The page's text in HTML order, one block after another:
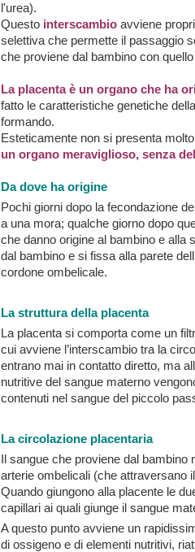
l'urea).
Questo interscambio avviene
selettiva che permette il passaggio
che proviene dal bambino con
La placenta è un organo che ha
fatto le caratteristiche genetiche
formando.
Esteticamente non si presenta
un organo meraviglioso, senza
Da dove ha origine
Pochi giorni dopo la fecondazione
a una mora; qualche giorno dopo
che danno origine al bambino e alla
dal bambino e si fissa alla parete
cordone ombelicale.
La struttura della placenta
La placenta si comporta come un
cui avviene l’interscambio tra la
entrano mai in contatto diretto, ma
nutritive del sangue materno
contenuti nel sangue del piccolo
La circolazione placentaria
Il sangue che proviene dal bambino
arterie ombelicali (che attraversano
Quando giungono alla placente le
capillari ai quali giunge il sangue
A questo punto avviene un
di ossigeno e di elementi nutritivi,